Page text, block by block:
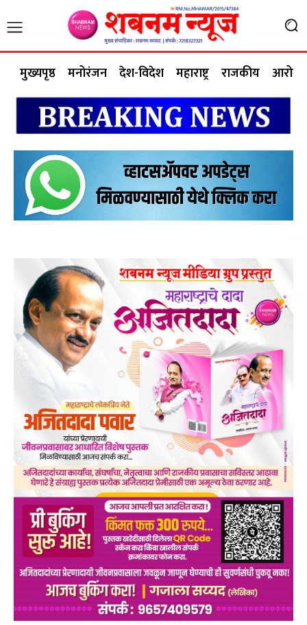
मुख्यपृष्ठ मनोरंजन देश-विदेश महाराष्ट्र राजकीय आरोग्य